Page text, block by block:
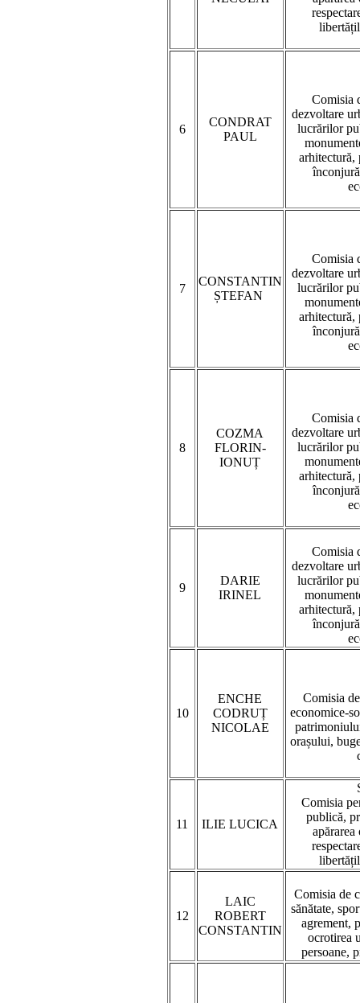
6
CONDRAT
PAUL
Comisia
dezvoltare
lucrărilor
arhitectură,
7
CONSTANTIN
ȘTEFAN
Comisia
dezvoltare
lucrărilor
arhitectură,
8
COZMA
FLORIN-
IONUȚ
Comisia
dezvoltare
lucrărilor
arhitectură,
9
DARIE
IRINEL
Comisia
dezvoltare
lucrărilor
arhitectură,
10
ENCHE
CODRUȚ
NICOLAE
Comisia
economice-
orașului,
11 ILIE LUCICA
Comisia
publică,
12
LAIC
ROBERT
CONSTANTIN
Comisia de
sănătate,
agrement,
ocrotirea
persoane,